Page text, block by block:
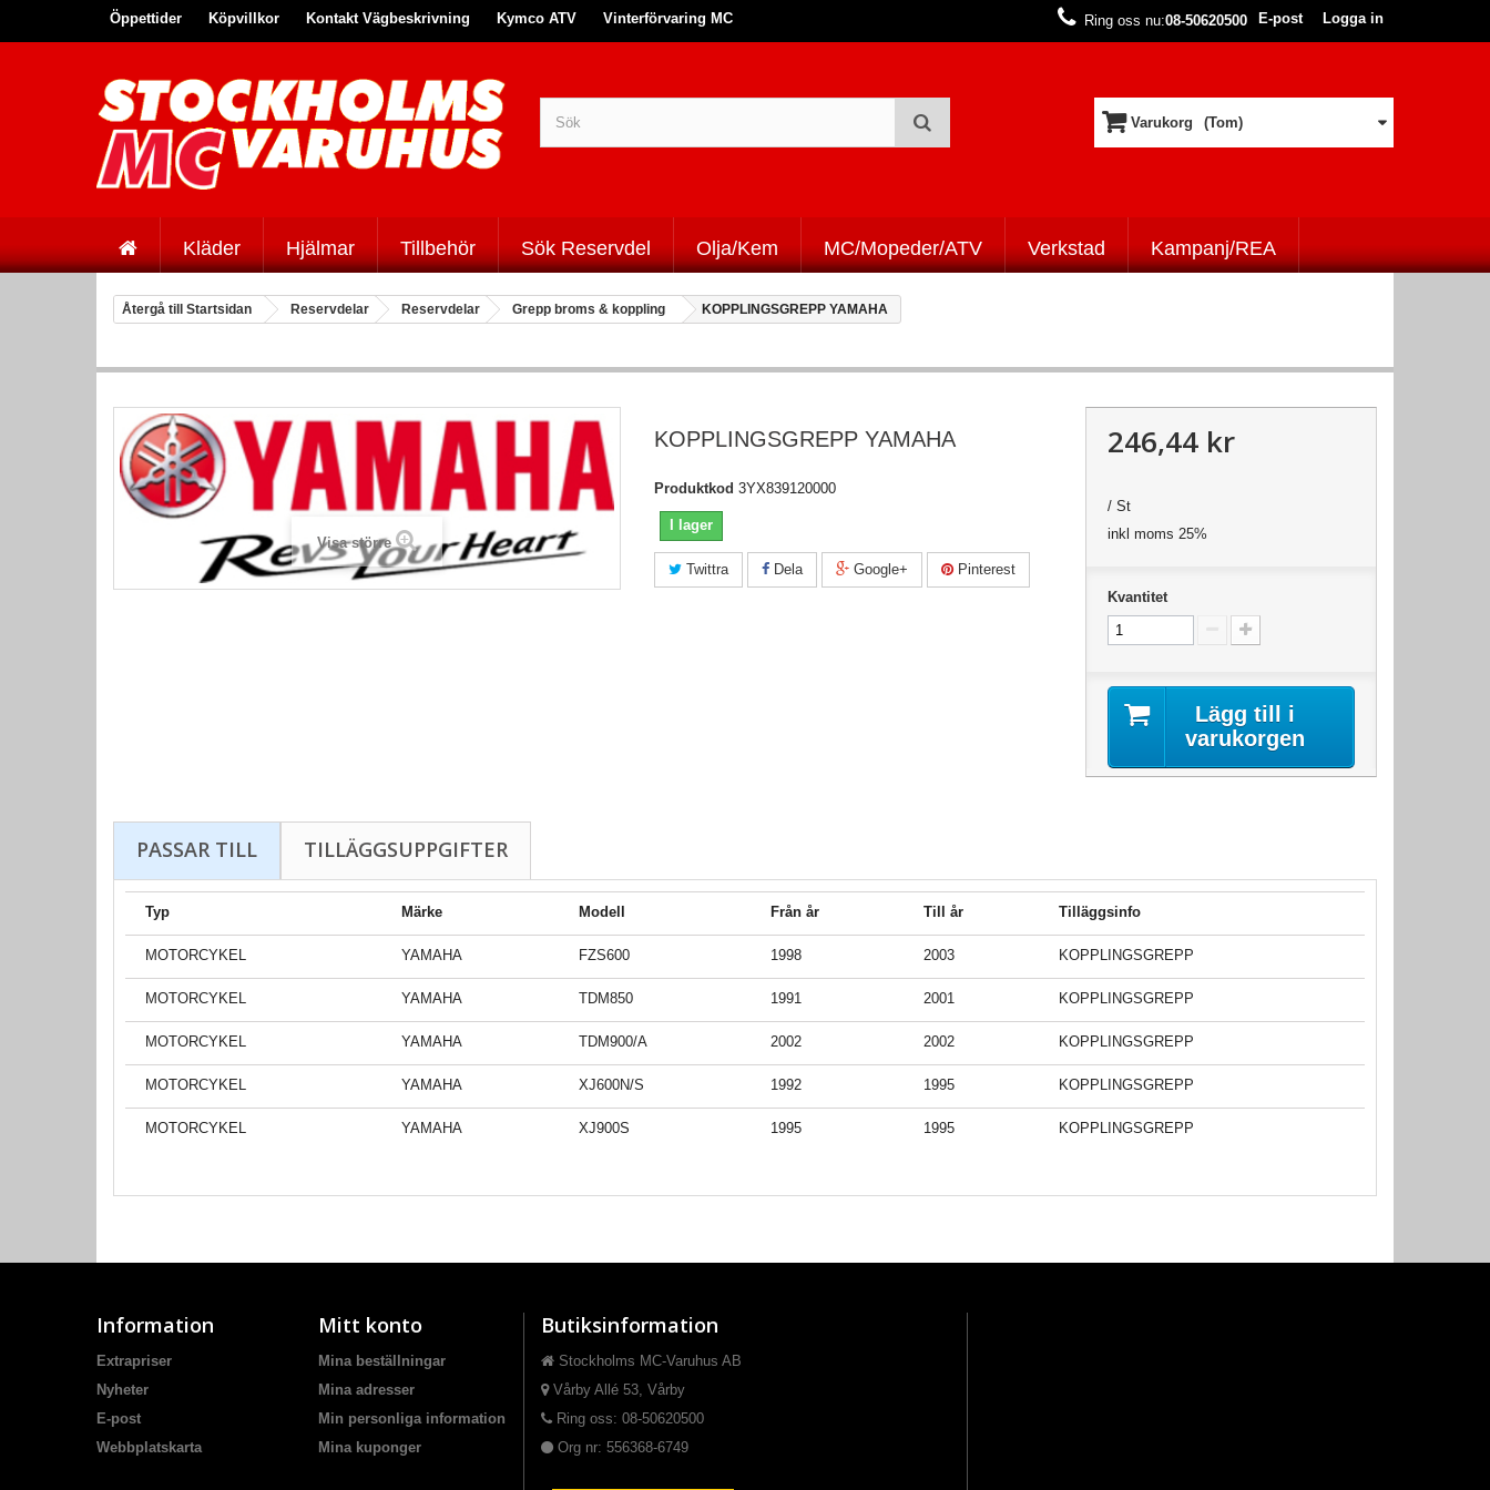
Öppettider Köpvillkor Kontakt Vägbeskrivning Kymco ATV Vinterförvaring MC Logga in
E-post
Ring oss nu:08-50620500
Varukorg (Tom)
Kläder Hjälmar Tillbehör Sök Reservdel Olja/Kem MC/Mopeder/ATV Verkstad Kampanj/REA
Återgå till Startsidan Reservdelar Reservdelar Grepp broms & koppling KOPPLINGSGREPP YAMAHA
Visa större
KOPPLINGSGREPP YAMAHA
Produktkod 3YX839120000
I lager
Twittra Dela Google+ Pinterest
246,44 kr
/ St
inkl moms 25%
Kvantitet
Lägg till i
varukorgen
PASSAR TILL TILLÄGGSUPPGIFTER
Typ Märke Modell Från år Till år Tilläggsinfo
MOTORCYKEL YAMAHA FZS600 1998 2003 KOPPLINGSGREPP
MOTORCYKEL YAMAHA TDM850 1991 2001 KOPPLINGSGREPP
MOTORCYKEL YAMAHA TDM900/A 2002 2002 KOPPLINGSGREPP
MOTORCYKEL YAMAHA XJ600N/S 1992 1995 KOPPLINGSGREPP
MOTORCYKEL YAMAHA XJ900S 1995 1995 KOPPLINGSGREPP
Information
Extrapriser
Nyheter
E-post
Webbplatskarta
Mitt konto
Mina beställningar
Mina adresser
Min personliga information
Mina kuponger
Butiksinformation
Stockholms MC-Varuhus AB
Vårby Allé 53, Vårby
Ring oss: 08-50620500
Org nr: 556368-6749